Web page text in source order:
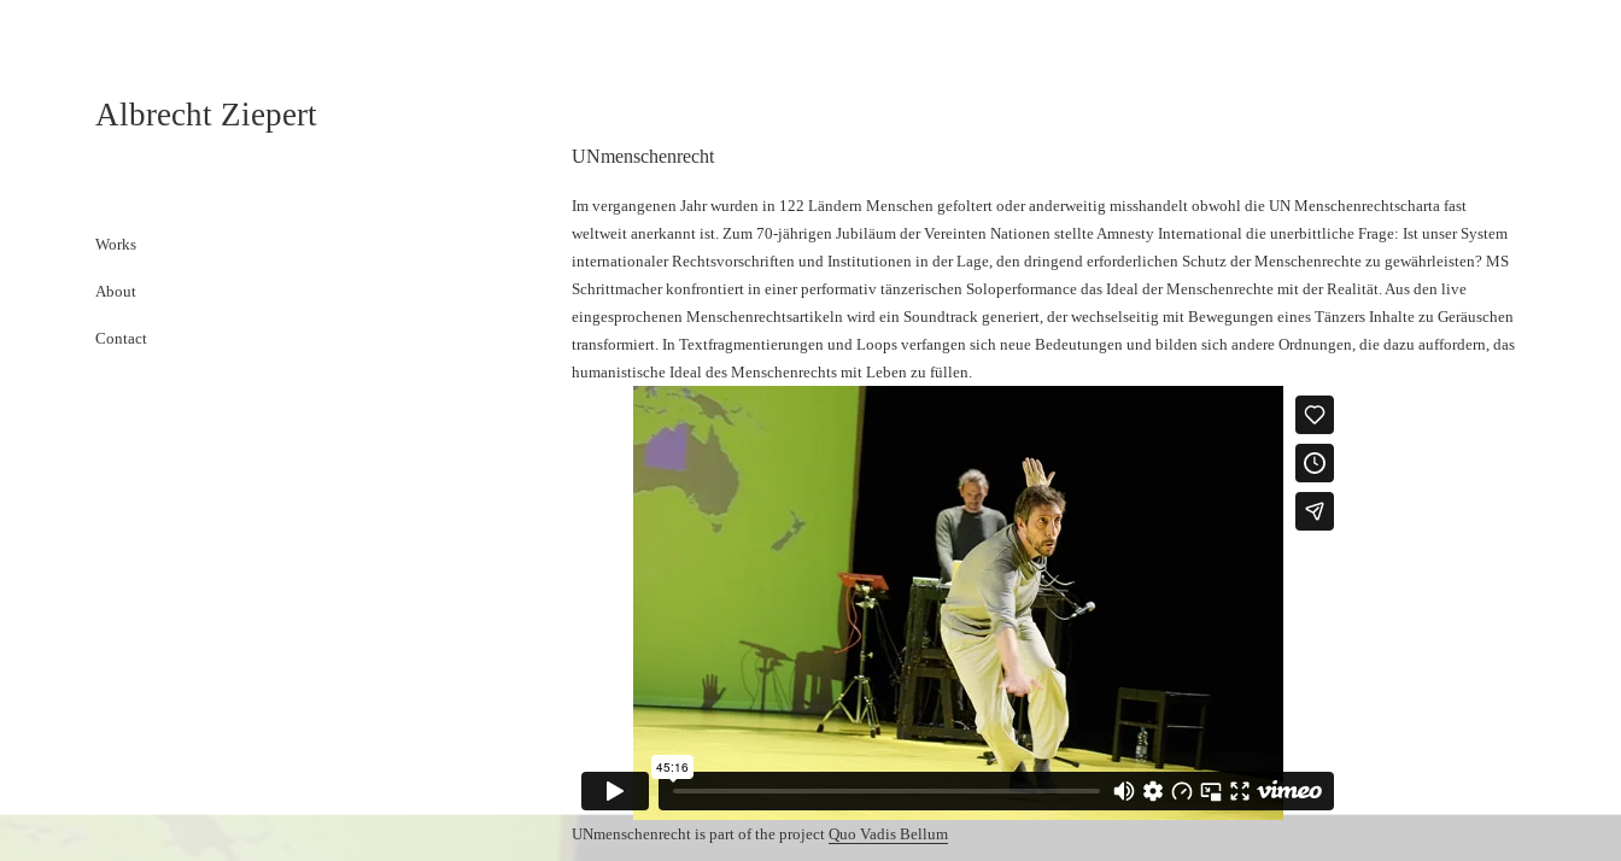
Albrecht Ziepert
Works
About
Contact
UNmenschenrecht
Im vergangenen Jahr wurden in 122 Ländern Menschen gefoltert oder anderweitig misshandelt obwohl die UN Menschenrechtscharta fast
weltweit anerkannt ist. Zum 70-jährigen Jubiläum der Vereinten Nationen stellte Amnesty International die unerbittliche Frage: Ist unser System
internationaler Rechtsvorschriften und Institutionen in der Lage, den dringend erforderlichen Schutz der Menschenrechte zu gewährleisten? MS
Schrittmacher konfrontiert in einer performativ tänzerischen Soloperformance das Ideal der Menschenrechte mit der Realität. Aus den live
eingesprochenen Menschenrechtsartikeln wird ein Soundtrack generiert, der wechselseitig mit Bewegungen eines Tänzers Inhalte zu Geräuschen
transformiert. In Textfragmentierungen und Loops verfangen sich neue Bedeutungen und bilden sich andere Ordnungen, die dazu auffordern, das
humanistische Ideal des Menschenrechts mit Leben zu füllen.
UNmenschenrecht is part of the projectQuo Vadis Bellum